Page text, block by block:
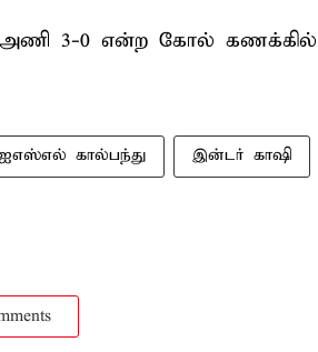
அணி 3-0 என்ற கோல்
கால்பந்து இன்டர் காஷி